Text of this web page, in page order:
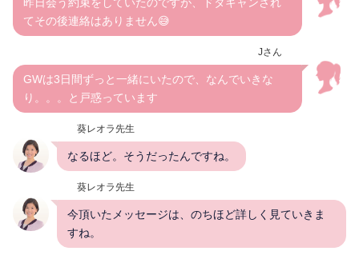
てその後連絡はありません😅
Jさん
GWは3日間ずっと一緒にいたので、なんでいきな
り。。。と戸惑っています
葵レオラ先生
なるほど。そうだったんですね。
葵レオラ先生
今頂いたメッセージは、のちほど詳しく見ていきま
すね。